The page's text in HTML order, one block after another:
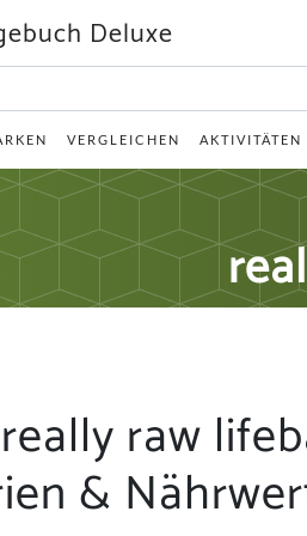
Deluxe
VERGLEICHEN AKTIVITÄTEN
really raw
&